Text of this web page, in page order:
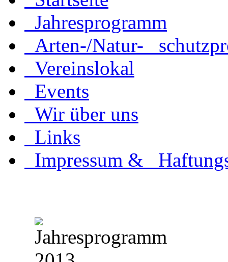
Jahresprogramm
Arten-/Natur-
Vereinslokal
Events
Wir über uns
Links
Impressum &